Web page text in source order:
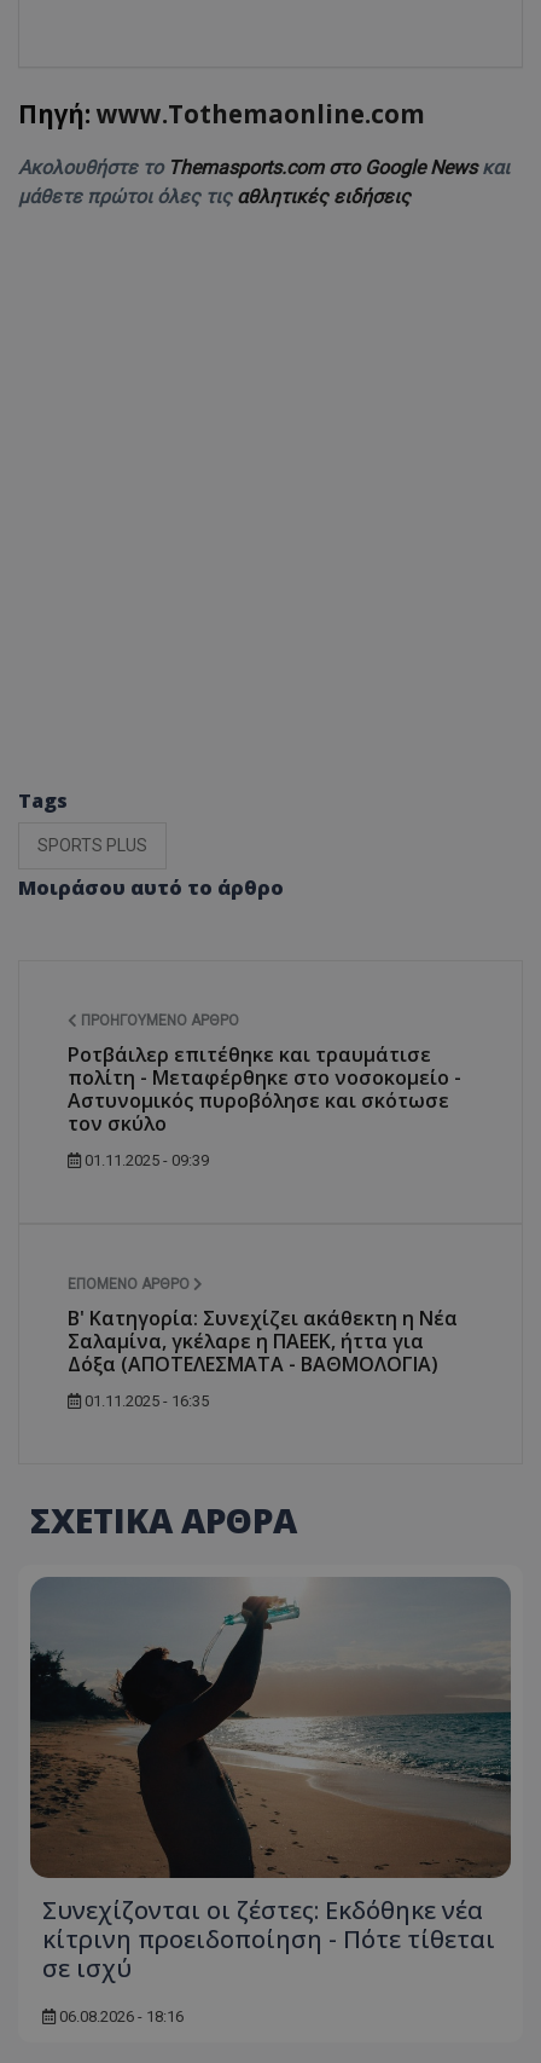
Πηγή: www.Tothemaonline.com
Ακολουθήστε το Themasports.com στο Google Newsκαι
μάθετε πρώτοι όλες τις αθλητικές ειδήσεις
Tags
SPORTS PLUS
Μοιράσου αυτό το άρθρο
ΠΡΟΗΓΟΎΜΕΝΟ ΆΡΘΡΟ
Ροτβάιλερ επιτέθηκε και τραυμάτισε
πολίτη - Mεταφέρθηκε στο νοσοκομείο -
Αστυνομικός πυροβόλησε και σκότωσε
τον σκύλο
01.11.2025 - 09:39
ΕΠΌΜΕΝΟ ΆΡΘΡΟ
Β' Κατηγορία: Συνεχίζει ακάθεκτη η Νέα
Σαλαμίνα, γκέλαρε η ΠΑΕΕΚ, ήττα για
Δόξα (ΑΠΟΤΕΛΕΣΜΑΤΑ - ΒΑΘΜΟΛΟΓΙΑ)
01.11.2025 - 16:35
ΣΧΕΤΙΚΑ ΑΡΘΡΑ
Συνεχίζονται οι ζέστες: Εκδόθηκε νέα
κίτρινη προειδοποίηση - Πότε τίθεται
σε ισχύ
06.08.2026 - 18:16